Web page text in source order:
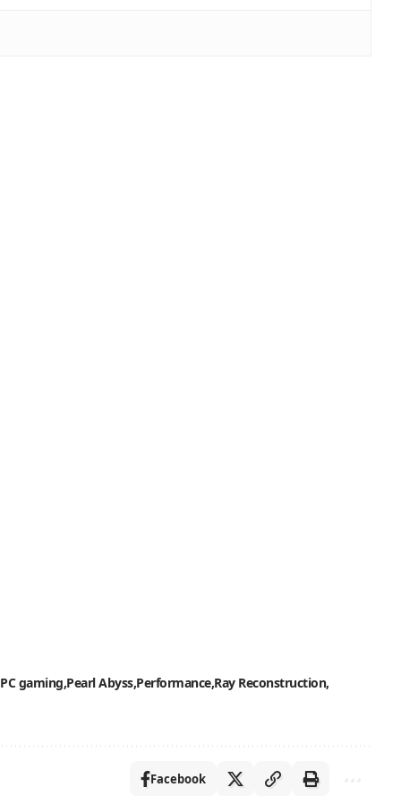
PC gaming Pearl Abyss Performance Ray Reconstruction
Facebook